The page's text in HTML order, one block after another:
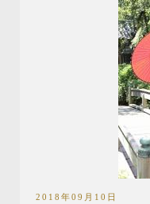
2018年09月10日